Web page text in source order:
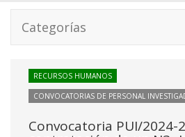
Categorías
RECURSOS HUMANOS
CONVOCATORIAS DE PERSONAL
Convocatoria PUI/2024-